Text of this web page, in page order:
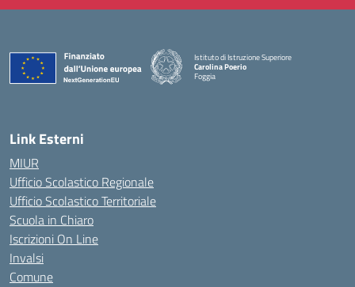
Istituto di Istruzione Superiore
Carolina Poerio
Foggia
— Visita la pagina iniziale della scuola
Link Esterni
MIUR
Ufficio Scolastico Regionale
Ufficio Scolastico Territoriale
Scuola in Chiaro
Iscrizioni On Line
Invalsi
Comune